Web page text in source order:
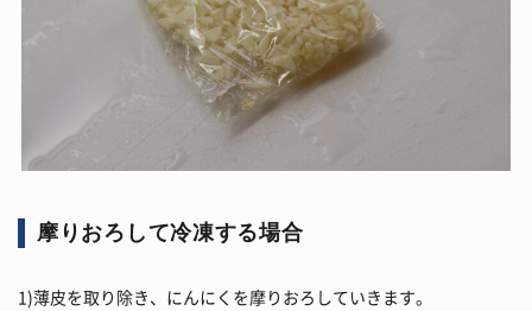
摩りおろして冷凍する場合
1)薄皮を取り除き、にんにくを摩りおろしていきます。